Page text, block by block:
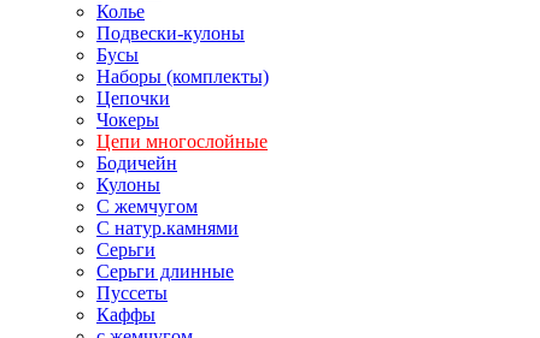
Колье
Подвески-кулоны
Бусы
Наборы (комплекты)
Цепочки
Чокеры
Цепи многослойные
Бодичейн
Кулоны
С жемчугом
С натур.камнями
Серьги
Серьги длинные
Пуссеты
Каффы